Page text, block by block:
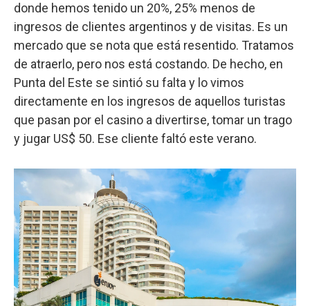
donde hemos tenido un 20%, 25% menos de
ingresos de clientes argentinos y de visitas. Es un
mercado que se nota que está resentido. Tratamos
de atraerlo, pero nos está costando. De hecho, en
Punta del Este se sintió su falta y lo vimos
directamente en los ingresos de aquellos turistas
que pasan por el casino a divertirse, tomar un trago
y jugar US$ 50. Ese cliente faltó este verano.